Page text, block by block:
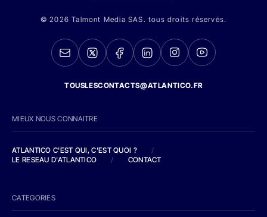
© 2026 Talmont Media SAS. tous droits réservés.
TOUSLESCONTACTS@ATLANTICO.FR
MIEUX NOUS CONNAITRE
ATLANTICO C'EST QUI, C'EST QUOI ?
/
LE RESEAU D'ATLANTICO
/ CONTACT
CATEGORIES